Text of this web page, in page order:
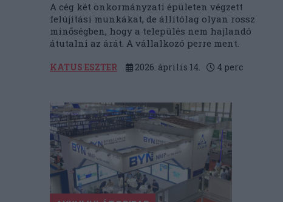
A cég két önkormányzati épületen végzett
felújítási munkákat, de állítólag olyan rossz
minőségben, hogy a település nem hajlandó
átutalni az árát. A vállalkozó perre ment.
KATUS ESZTER 2026. április 14. 4 perc